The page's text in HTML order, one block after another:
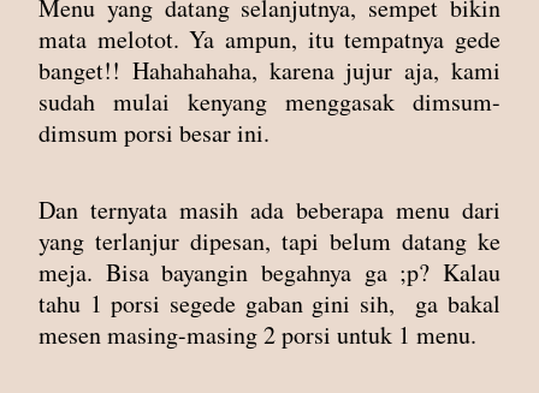
Menu yang datang selanjutnya, sempet bikin
mata melotot. Ya ampun, itu tempatnya gede
banget!! Hahahahaha, karena jujur aja, kami
sudah mulai kenyang menggasak dimsum-
dimsum porsi besar ini.
Dan ternyata masih ada beberapa menu dari
yang terlanjur dipesan, tapi belum datang ke
meja. Bisa bayangin begahnya ga ;p? Kalau
tahu 1 porsi segede gaban gini sih, ga bakal
mesen masing-masing 2 porsi untuk 1 menu.